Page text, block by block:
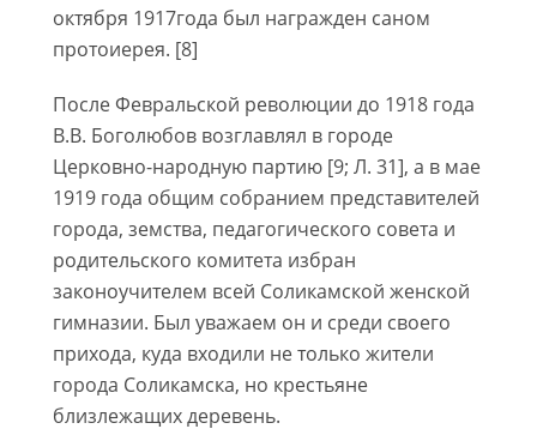
октября 1917года был награжден саном
протоиерея. [8]
После Февральской революции до 1918 года
В.В. Боголюбов возглавлял в городе
Церковно-народную партию [9; Л. 31], а в мае
1919 года общим собранием представителей
города, земства, педагогического совета и
родительского комитета избран
законоучителем всей Соликамской женской
гимназии. Был уважаем он и среди своего
прихода, куда входили не только жители
города Соликамска, но крестьяне
близлежащих деревень.